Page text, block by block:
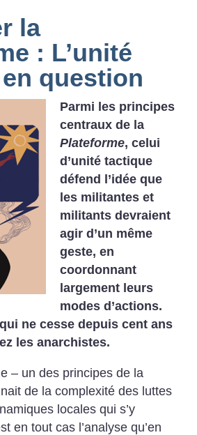
la
: L’unité
question
Parmi les principes
centraux de la
Plateforme, celui
d’unité tactique
défend l’idée que
les militantes et
militants devraient
agir d’un même
geste, en
coordonnant
largement leurs
modes d’actions.
ne cesse depuis cent ans
les anarchistes.
– un des principes de la
de la complexité des luttes
locales qui s’y
en tout cas l’analyse qu’en